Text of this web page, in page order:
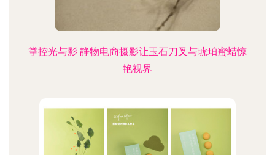
掌控光与影 静物电商摄影让玉石刀叉与琥珀蜜蜡惊
艳视界